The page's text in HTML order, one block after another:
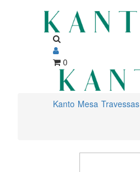
0
Kanto Mesa Travessas